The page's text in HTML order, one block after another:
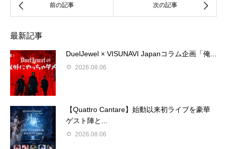
最新記事
DuelJewel × VISUNAVI Japanコラム企画「俺...
2026.08.06
【Quattro Cantare】始動以来初ライブを豪華
ゲスト陣と...
2026.08.06